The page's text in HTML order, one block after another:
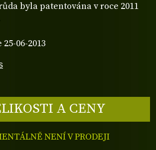
byla patentována v roce 2011
06-2013
A CENY
NENÍ V PRODEJI